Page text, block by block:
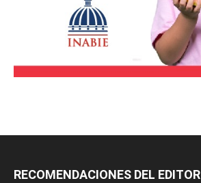
RECOMENDACIONES DEL EDITOR